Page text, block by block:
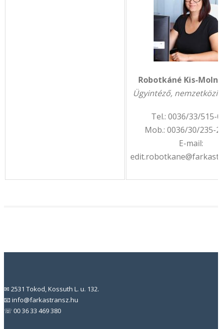
Robotkáné Kis-
Ügyintéző, nemzetközi
Tel.: 0036/33/515-
Mob.: 0036/30/235-
E-mail:
✉ 2531 Tokod, Kossuth L. u. 132.
📧 info@farkastransz.hu
☏ 00 36 33 469 380